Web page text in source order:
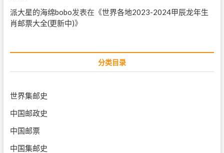
派大星的海绵bobo发表在《世界各地2023-2024甲辰龙年生
肖邮票大全(更新中)》
分类目录
世界集邮史
中国邮政史
中国邮票
中国集邮史